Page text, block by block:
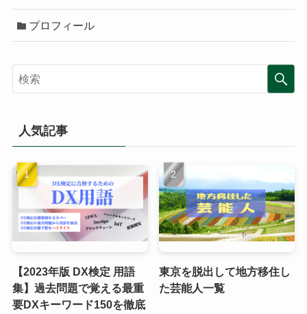
プロフィール
人気記事
【2023年版 DX検定 用語
集】過去問題で覚える最重
要DXキーワード150を徹底
東京を脱出して地方移住し
た芸能人一覧